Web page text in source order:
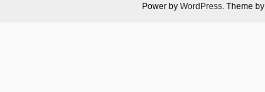
Power by WordPress. Theme by